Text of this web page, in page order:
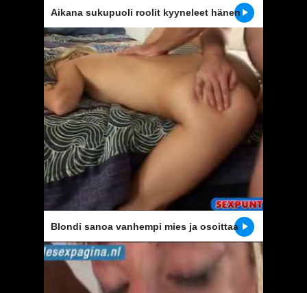
Aikana sukupuoli roolit kyyneleet hänen
poskiaan
Blondi sanoa vanhempi mies ja osoittaa
hänen nuori pillua vittu